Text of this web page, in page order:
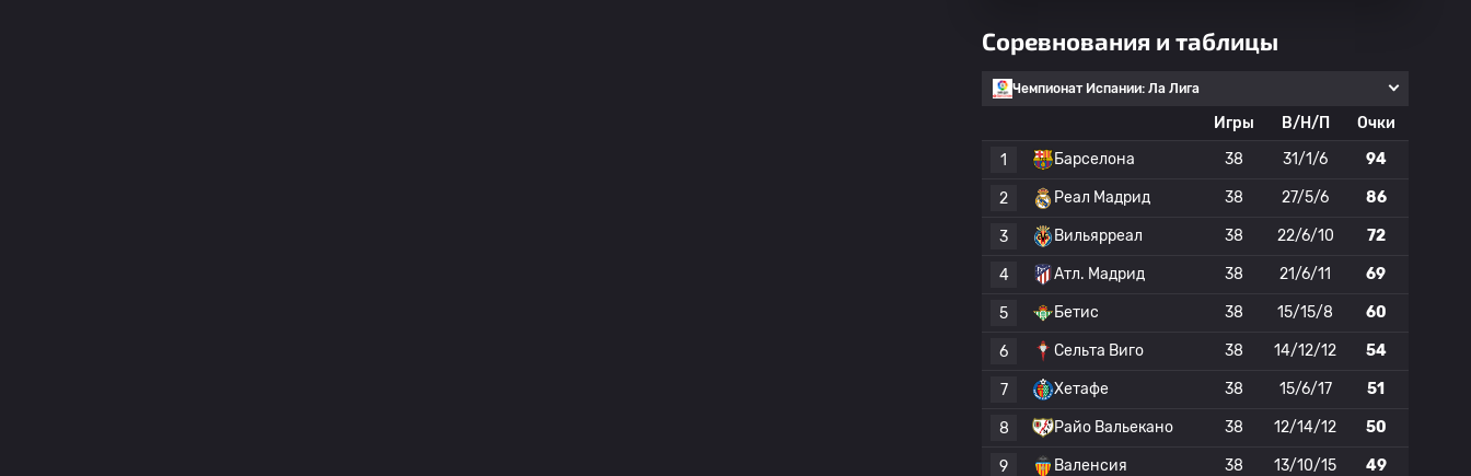
Соревнования и таблицы
Чемпионат Испании: Ла Лига
Игры В/Н/П
Очки
1
Барселона 38 31/1/6 94
2 Реал Мадрид 38 27/5/6 86
3 Вильярреал 38 22/6/10 72
4 Атл. Мадрид 38 21/6/11 69
5 Бетис 38 15/15/8 60
6 Сельта Виго 38 14/12/12 54
7 Хетафе 38 15/6/17 51
8 Райо Вальекано 38 12/14/12 50
9 Валенсия 38 13/10/15 49